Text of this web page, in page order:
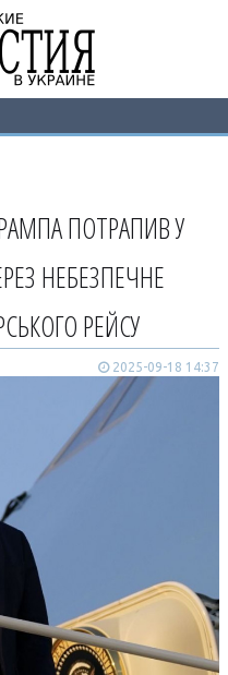
ПОТРАПИВ У
НЕБЕЗПЕЧНЕ
РЕЙСУ
2025-09-18 14:37